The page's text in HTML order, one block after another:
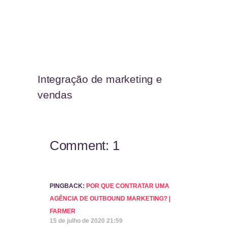
Integração de marketing e
vendas
Comment: 1
PINGBACK: POR QUE CONTRATAR UMA
AGÊNCIA DE OUTBOUND MARKETING? |
FARMER
15 de julho de 2020 21:59